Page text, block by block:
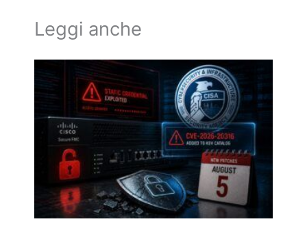
Leggi anche